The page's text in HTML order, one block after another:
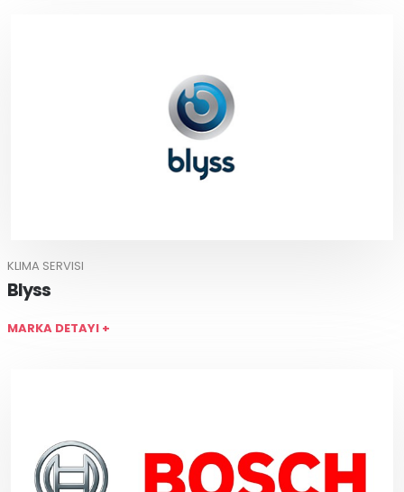
KLIMA SERVISI
Blyss
MARKA DETAYI +